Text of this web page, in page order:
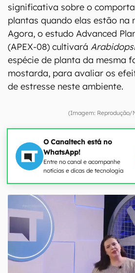
significativa sobre o
plantas quando elas estão na
Agora, o estudo Advanced
(APEX-08) cultivará
espécie de planta da mesma
mostarda, para avaliar os
de estresse neste ambiente.
(Imagem: Reprodução/
O Canaltech está no
WhatsApp!
Entre no canal e acompanhe
notícias e dicas de tecnologia